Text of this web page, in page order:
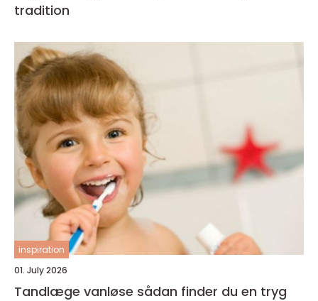
tradition
inspiration
01. July 2026
Tandlæge vanløse sådan finder du en tryg